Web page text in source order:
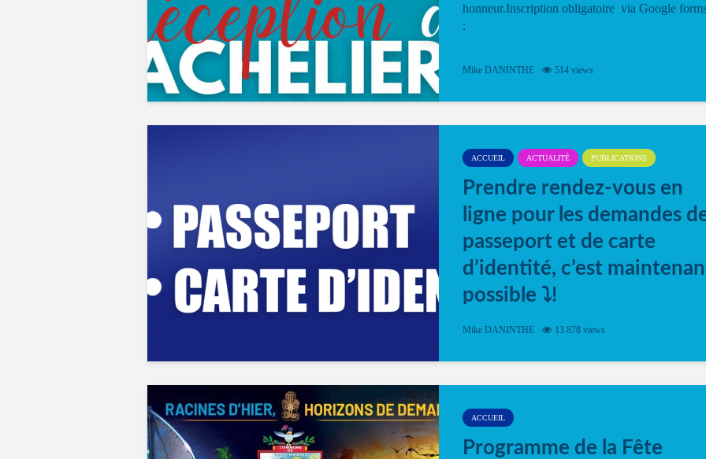
honneur.Inscription obligatoire via Google
:
Mike DANINTHE 514 views
ACCUEIL ACTUALITÉ PUBLICATIONS
Prendre rendez-vous en
ligne pour les demandes
passeport et de carte
d’identité, c’est
possible ⤵️!
Désormais, il est possible de prendre rendez-vous
Mike DANINTHE 13 878 views
ACCUEIL
Programme de la Fête